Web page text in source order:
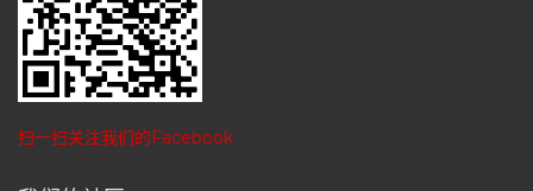
扫一扫关注我们的Facebook